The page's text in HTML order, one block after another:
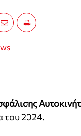
του 2024.